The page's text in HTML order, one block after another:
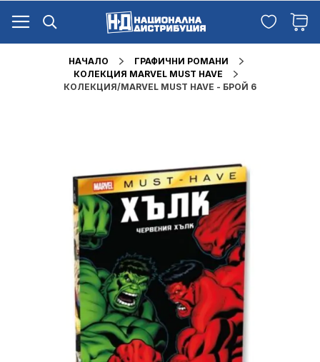
към
Любими
НАЧАЛО
ГРАФИЧНИ РОМАНИ
КОЛЕКЦИЯ MARVEL MUST HAVE
КОЛЕКЦИЯ/MARVEL MUST HAVE - БРОЙ 6
изображенията